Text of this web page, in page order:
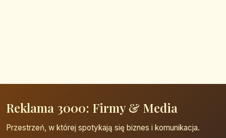
Reklama 3000: Firmy & Media
Przestrzeń, w której spotykają się biznes i komunikacja.